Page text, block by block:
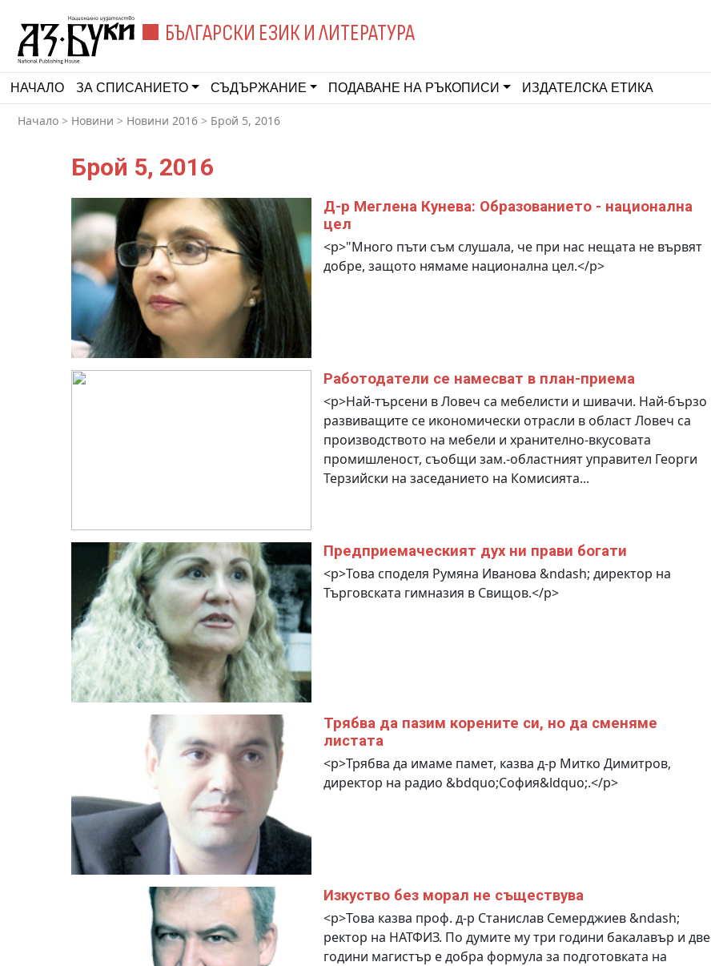
БЪЛГАРСКИ ЕЗИК И ЛИТЕРАТУРА
НАЧАЛО ЗА СПИСАНИЕТО СЪДЪРЖАНИЕ ПОДАВАНЕ НА РЪКОПИСИ ИЗДАТЕЛСКА ЕТИКА
Начало > Новини > Новини 2016 > Брой 5, 2016
Брой 5, 2016
Д-р Меглена Кунева: Образованието - национална
цел
<p>"Много пъти съм слушала, че при нас нещата не вървят
добре, защото нямаме национална цел.</p>
Работодатели се намесват в план-приема
<p>Най-търсени в Ловеч са мебелисти и шивачи. Най-бързо
развиващите се икономически отрасли в област Ловеч са
производството на мебели и хранително-вкусовата
промишленост, съобщи зам.-областният управител Георги
Терзийски на заседанието на Комисията...
Предприемаческият дух ни прави богати
<p>Това споделя Румяна Иванова &ndash; директор на
Търговската гимназия в Свищов.</p>
Трябва да пазим корените си, но да сменяме
листата
<p>Трябва да имаме памет, казва д-р Митко Димитров,
директор на радио &bdquo;София&ldquo;.</p>
Изкуство без морал не съществува
<p>Това казва проф. д-р Станислав Семерджиев &ndash;
ректор на НАТФИЗ. По думите му три години бакалавър и две
години магистър е добра формула за подготовката на